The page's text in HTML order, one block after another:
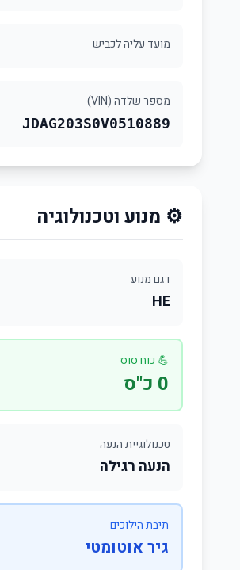
מועד עליה לכביש
מספר שלדה (VIN)
JDAG203S0V0510889
⚙️ מנוע וטכנולוגיה
דגם מנוע
HE
💪 כוח סוס
0 כ"ס
טכנולוגיית הנעה
הנעה רגילה
תיבת הילוכים
גיר אוטומטי